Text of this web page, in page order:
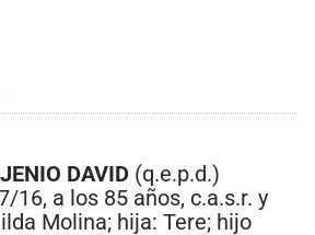
DAVID (q.e.p.d.)
16, a los 85 años, c.a.s.r. y
Molina; hija: Tere; hijo